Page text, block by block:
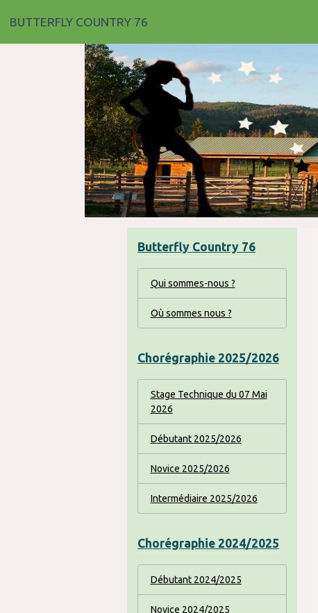
BUTTERFLY COUNTRY 76
Butterfly Country 76
Qui sommes-nous ?
Où sommes nous ?
Chorégraphie 2025/2026
Stage Technique du 07 Mai
2026
Débutant 2025/2026
Novice 2025/2026
Intermédiaire 2025/2026
Chorégraphie 2024/2025
Débutant 2024/2025
Novice 2024/2025